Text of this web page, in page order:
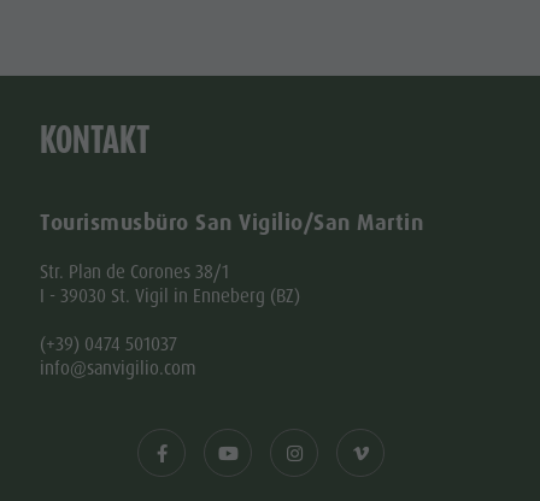
KONTAKT
Tourismusbüro San Vigilio/San Martin
Str. Plan de Corones 38/1
I - 39030 St. Vigil in Enneberg (BZ)
(+39) 0474 501037
info@sanvigilio.com